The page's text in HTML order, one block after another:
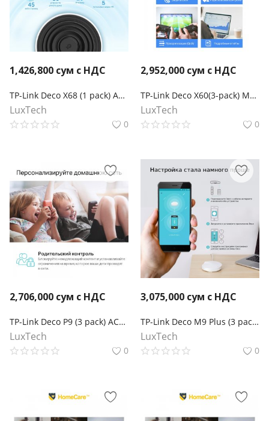
1,426,800 сум с НДС
TP-Link Deco X68 (1 pack) AX3600 Домашняя Mesh Wi‑Fi система
LuxTech
0
2,952,000 сум с НДС
TP-Link Deco X60(3-pack) Mesh-система AX5400
LuxTech
0
2,706,000 сум с НДС
TP-Link Deco P9 (3 pack) AC1200 + AV1000 Домашняя гибридная Mesh Wi‑Fi система
LuxTech
0
3,075,000 сум с НДС
TP-Link Deco M9 Plus (3 pack) AC2200 Mesh Wi-Fi система для умного дома
LuxTech
0